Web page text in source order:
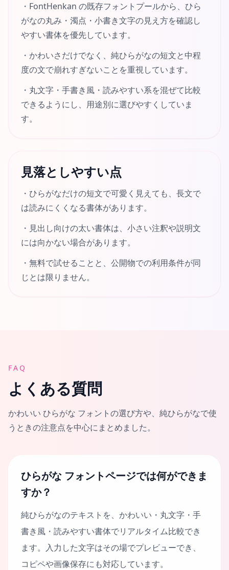
・ FontHenkan の既存フォントプールから、ひら
がなの丸み・濁点・小書き文字の見え方を確認し
やすい書体を優先しています。
・ かわいさだけでなく、純ひらがなの短文と中程
度の文で崩れすぎないことを重視しています。
・ 丸文字・手書き風・読みやすい系を混ぜて比較
できるようにし、用途別に選びやすくしていま
す。
見落としやすい点
・ ひらがなだけの短文で可愛く見えても、長文で
は読みにくくなる書体があります。
・ 見出し向けの太い書体は、小さい注釈や説明文
には向かない場合があります。
・ 無料で試せることと、公開物での利用条件が同
じとは限りません。
FAQ
よくある質問
かわいい ひらがな フォントの選び方や、純ひらがなで使
うときの注意点を中心にまとめました。
ひらがな フォントページでは何ができま
すか？
純ひらがなのテキストを、かわいい・丸文字・手
書き風・読みやすい書体でリアルタイム比較でき
ます。入力した文字はその場でプレビューでき、
コピペや画像保存にも対応しています。